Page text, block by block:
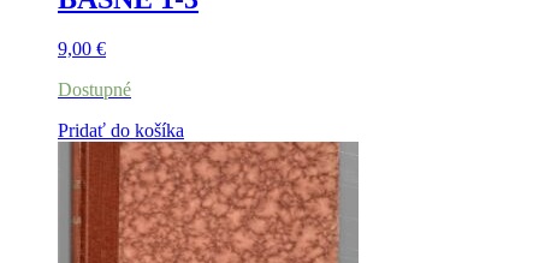
9,00 €
Dostupné
Pridať do košíka